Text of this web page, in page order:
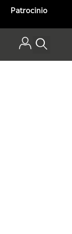
Patrocinio